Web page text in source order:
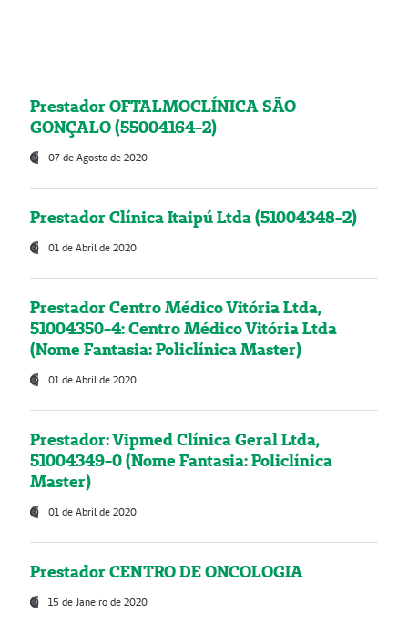
Prestador OFTALMOCLÍNICA SÃO
GONÇALO (55004164-2)
07 de Agosto de 2020
Prestador Clínica Itaipú Ltda (51004348-2)
01 de Abril de 2020
Prestador Centro Médico Vitória Ltda,
51004350-4: Centro Médico Vitória Ltda
(Nome Fantasia: Policlínica Master)
01 de Abril de 2020
Prestador: Vipmed Clínica Geral Ltda,
51004349-0 (Nome Fantasia: Policlínica
Master)
01 de Abril de 2020
Prestador CENTRO DE ONCOLOGIA
15 de Janeiro de 2020